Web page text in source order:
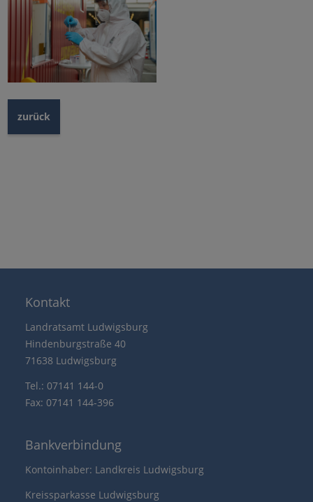
zurück
Kontakt
Landratsamt Ludwigsburg
Hindenburgstraße 40
71638 Ludwigsburg
Tel.: 07141 144-0
Fax: 07141 144-396
Bankverbindung
Kontoinhaber: Landkreis Ludwigsburg
Kreissparkasse Ludwigsburg